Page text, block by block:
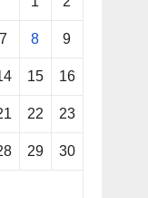
7 8 9
15 16
22 23
29 30